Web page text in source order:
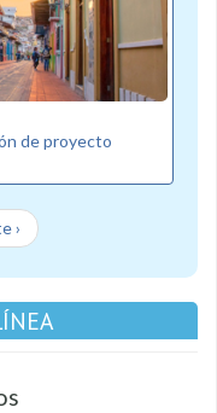
de proyecto
›